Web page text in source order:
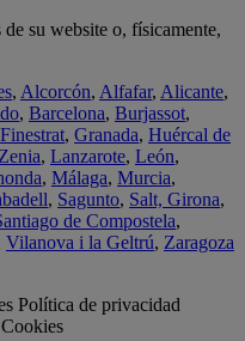
su website o, físicamente,
, Alcorcón, Alfafar, Alicante,
, Barcelona, Burjassot,
Finestrat, Granada, Huércal de
, Lanzarote, León,
, Málaga, Murcia,
, Sagunto, Salt, Girona,
de Compostela,
Vilanova i la Geltrú, Zaragoza
Política de privacidad